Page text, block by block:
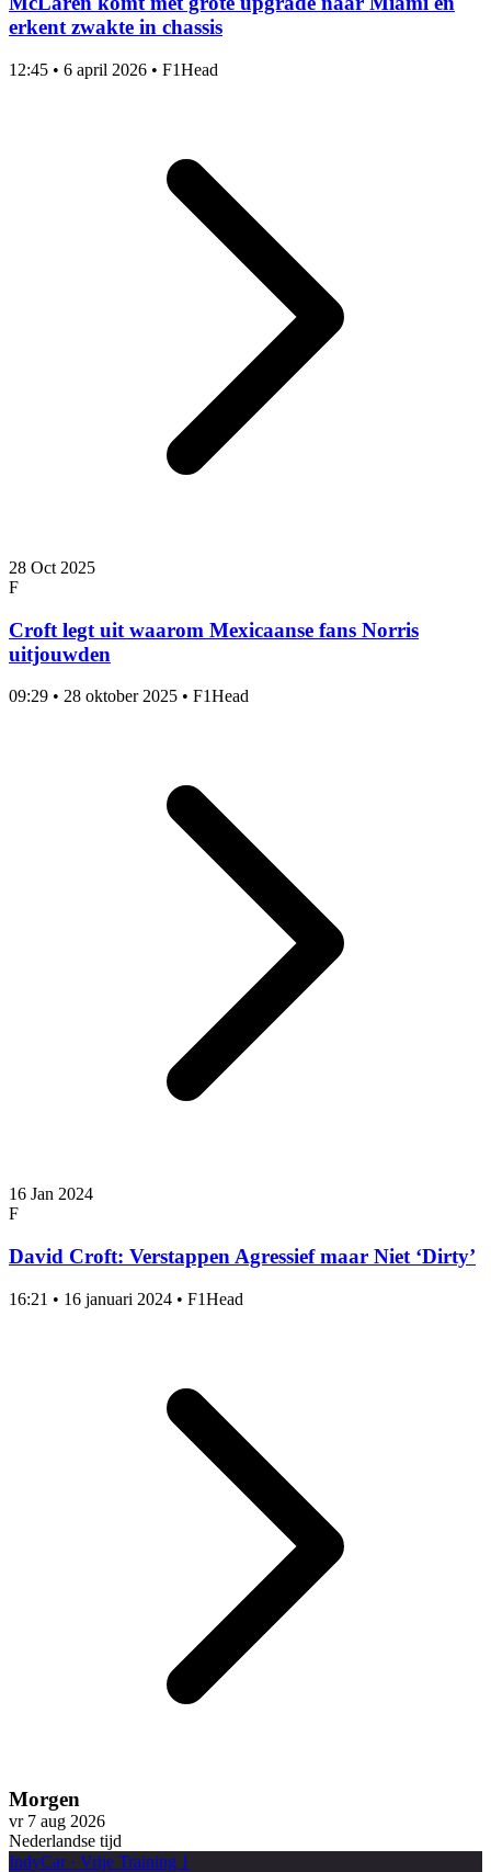
erkent zwakte in chassis
12:45 • 6 april 2026 • F1Head
28 Oct 2025
F
Croft legt uit waarom Mexicaanse fans Norris
uitjouwden
09:29 • 28 oktober 2025 • F1Head
16 Jan 2024
F
David Croft: Verstappen Agressief maar Niet ‘Dirty’
16:21 • 16 januari 2024 • F1Head
Morgen
vr 7 aug 2026
Nederlandse tijd
IndyCar· Vrije Training 1